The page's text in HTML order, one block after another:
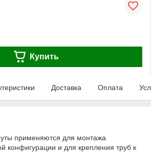
Купить
Доставка Оплата
применяются для монтажа
конфигурации и для крепления труб к